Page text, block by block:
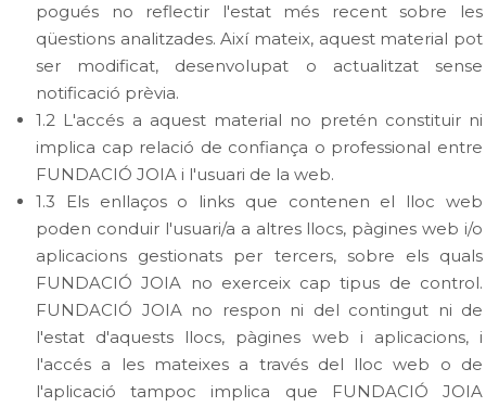
pogués no reflectir l'estat més recent sobre les
qüestions analitzades. Així mateix, aquest material pot
ser modificat, desenvolupat o actualitzat sense
notificació prèvia.
1.2 L'accés a aquest material no pretén constituir ni
implica cap relació de confiança o professional entre
FUNDACIÓ JOIA i l'usuari de la web.
1.3 Els enllaços o links que contenen el lloc web
poden conduir l'usuari/a a altres llocs, pàgines web i/o
aplicacions gestionats per tercers, sobre els quals
FUNDACIÓ JOIA no exerceix cap tipus de control.
FUNDACIÓ JOIA no respon ni del contingut ni de
l'estat d'aquests llocs, pàgines web i aplicacions, i
l'accés a les mateixes a través del lloc web o de
l'aplicació tampoc implica que FUNDACIÓ JOIA